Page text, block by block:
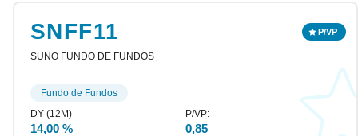
SNFF11
SUNO FUNDO DE FUNDOS
14,00 % 0,85
Fundo de Fundos